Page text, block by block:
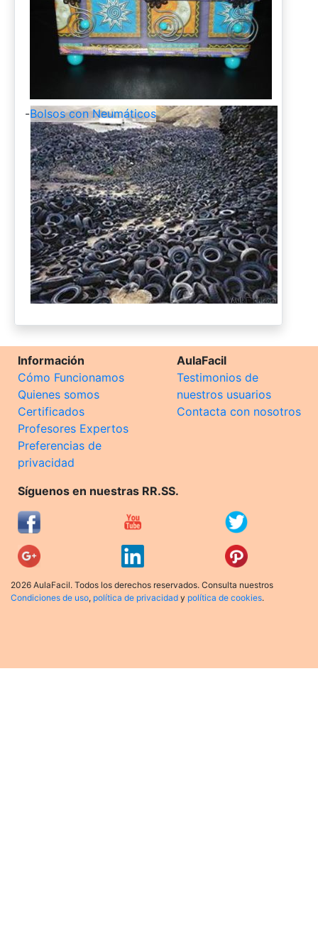
-Bolsos con Neumáticos
Información
Cómo Funcionamos
Quienes somos
Certificados
Profesores Expertos
Preferencias de
privacidad
AulaFacil
Testimonios de
nuestros usuarios
Contacta con nosotros
Síguenos en nuestras RR.SS.
2026 AulaFacil. Todos los derechos reservados. Consulta nuestros
Condiciones de uso, política de privacidad y política de cookies.